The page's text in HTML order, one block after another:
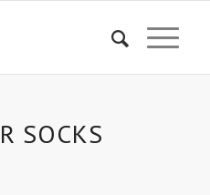
SOCKS